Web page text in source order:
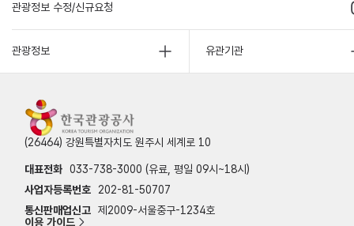
관광정보 수정/신규요청
관광정보 유관기관
(26464) 강원특별자치도 원주시 세계로 10
대표전화 033-738-3000 (유료, 평일 09시~18시)
사업자등록번호
202-81-50707
통신판매업신고 제2009-서울중구-1234호
이용 가이드